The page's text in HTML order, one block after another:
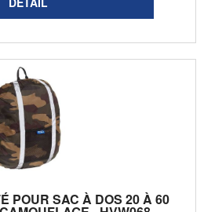
POUR SAC À DOS 20 À 60